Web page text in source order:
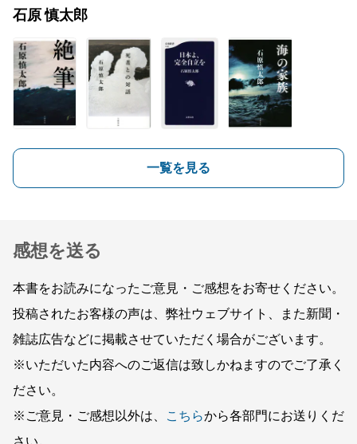
石原 慎太郎
一覧を見る
感想を送る
本書をお読みになったご意見・ご感想をお寄せください。
投稿されたお客様の声は、弊社ウェブサイト、また新聞・
雑誌広告などに掲載させていただく場合がございます。
※いただいた内容へのご返信は致しかねますのでご了承く
ださい。
※ご意見・ご感想以外は、
こちらから各部門にお送りくだ